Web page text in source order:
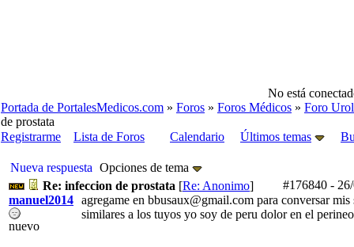
No está
Portada de PortalesMedicos.com » Foros » Foros Médicos » Foro
de prostata
Registrarme
Lista de Foros Calendario Últimos temas
Nueva respuesta Opciones de tema
#176840 -
Re: infeccion de prostata [Re: Anonimo]
manuel2014
nuevo
agregame en bbusaux@gmail.com para conversar mis
similares a los tuyos yo soy de peru dolor en el